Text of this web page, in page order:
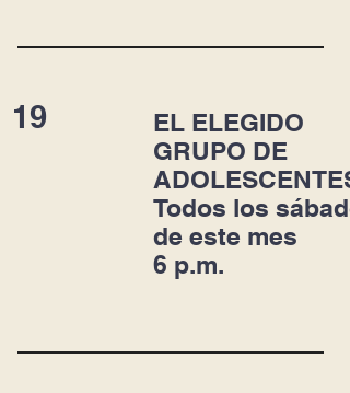
19
EL ELEGIDO
GRUPO DE
ADOLESCENTES
Todos los
de este mes
6 p.m.